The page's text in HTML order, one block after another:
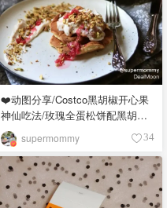
❤️动图分享/Costco黑胡椒开心果
神仙吃法/玫瑰全蛋松饼配黑胡椒
开心果碎太惊艳😍
supermommy 34